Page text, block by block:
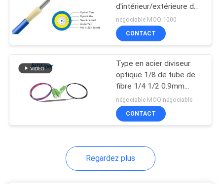
d'intérieur/extérieure de
morsure
négociable MOQ:1000
CONTACT
Type en acier diviseur
optique 1/8 de tube de
fibre 1/4 1/2 0.9mm
avec le connecteur de
SC/UPC RPA
négociable MOQ:négociable
CONTACT
Regardez plus